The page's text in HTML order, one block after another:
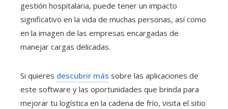
gestión hospitalaria, puede tener un impacto
significativo en la vida de muchas personas, así como
en la imagen de las empresas encargadas de
manejar cargas delicadas.
Si quieres descubrir más sobre las aplicaciones de
este software y las oportunidades que brinda para
mejorar tu logística en la cadena de frío, visita el sitio